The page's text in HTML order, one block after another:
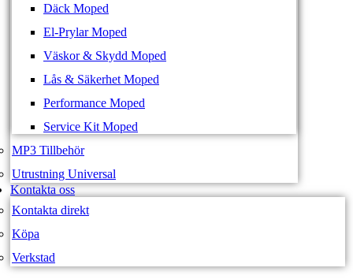
Däck Moped
El-Prylar Moped
Väskor & Skydd Moped
Lås & Säkerhet Moped
Performance Moped
Service Kit Moped
MP3 Tillbehör
Utrustning Universal
Kontakta oss
Kontakta direkt
Köpa
Verkstad